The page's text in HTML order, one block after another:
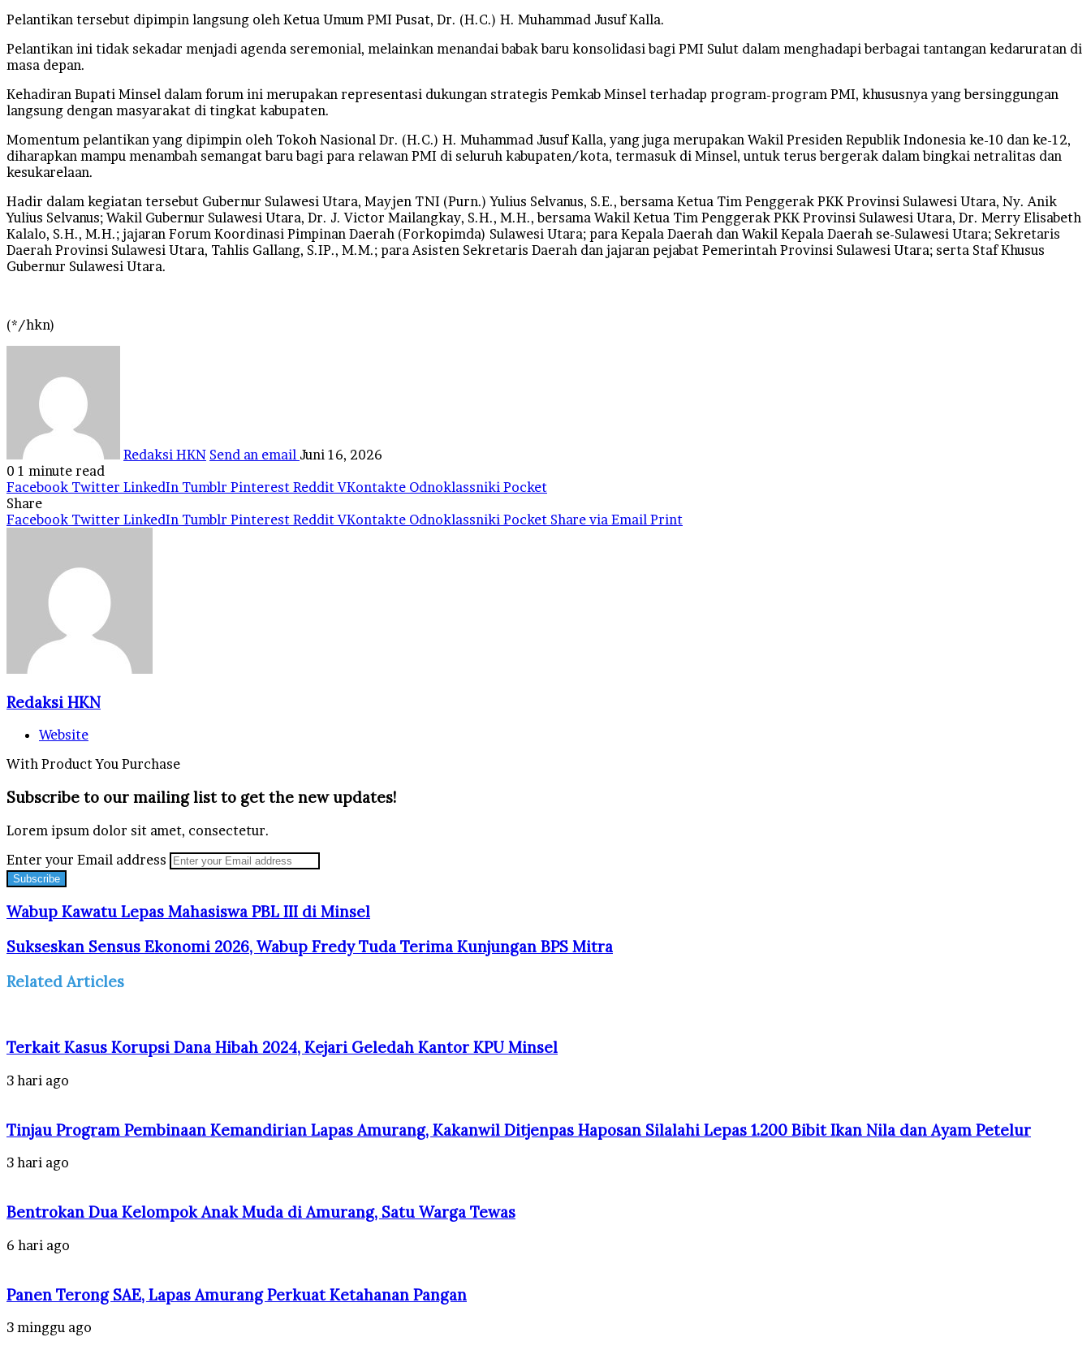
Pelantikan tersebut dipimpin langsung oleh Ketua Umum PMI Pusat, Dr. (H.C.) H. Muhammad Jusuf Kalla.
Pelantikan ini tidak sekadar menjadi agenda seremonial, melainkan menandai babak baru konsolidasi bagi PMI Sulut dalam menghadapi berbagai tantangan kedaruratan di
masa depan.
Kehadiran Bupati Minsel dalam forum ini merupakan representasi dukungan strategis Pemkab Minsel terhadap program-program PMI, khususnya yang bersinggungan
langsung dengan masyarakat di tingkat kabupaten.
Momentum pelantikan yang dipimpin oleh Tokoh Nasional Dr. (H.C.) H. Muhammad Jusuf Kalla, yang juga merupakan Wakil Presiden Republik Indonesia ke-10 dan ke-12,
diharapkan mampu menambah semangat baru bagi para relawan PMI di seluruh kabupaten/kota, termasuk di Minsel, untuk terus bergerak dalam bingkai netralitas dan
kesukarelaan.
Hadir dalam kegiatan tersebut Gubernur Sulawesi Utara, Mayjen TNI (Purn.) Yulius Selvanus, S.E., bersama Ketua Tim Penggerak PKK Provinsi Sulawesi Utara, Ny. Anik
Yulius Selvanus; Wakil Gubernur Sulawesi Utara, Dr. J. Victor Mailangkay, S.H., M.H., bersama Wakil Ketua Tim Penggerak PKK Provinsi Sulawesi Utara, Dr. Merry Elisabeth
Kalalo, S.H., M.H.; jajaran Forum Koordinasi Pimpinan Daerah (Forkopimda) Sulawesi Utara; para Kepala Daerah dan Wakil Kepala Daerah se-Sulawesi Utara; Sekretaris
Daerah Provinsi Sulawesi Utara, Tahlis Gallang, S.IP., M.M.; para Asisten Sekretaris Daerah dan jajaran pejabat Pemerintah Provinsi Sulawesi Utara; serta Staf Khusus
Gubernur Sulawesi Utara.
(*/hkn)
Redaksi HKN Send an email Juni 16, 2026
0 1 minute read
Facebook Twitter LinkedIn Tumblr Pinterest Reddit VKontakte Odnoklassniki Pocket
Share
Facebook Twitter LinkedIn Tumblr Pinterest Reddit VKontakte Odnoklassniki Pocket Share via Email Print
Redaksi HKN
Website
With Product You Purchase
Subscribe to our mailing list to get the new updates!
Lorem ipsum dolor sit amet, consectetur.
Enter your Email address
Wabup Kawatu Lepas Mahasiswa PBL III di Minsel
Sukseskan Sensus Ekonomi 2026, Wabup Fredy Tuda Terima Kunjungan BPS Mitra
Related Articles
Terkait Kasus Korupsi Dana Hibah 2024, Kejari Geledah Kantor KPU Minsel
3 hari ago
Tinjau Program Pembinaan Kemandirian Lapas Amurang, Kakanwil Ditjenpas Haposan Silalahi Lepas 1.200 Bibit Ikan Nila dan Ayam Petelur
3 hari ago
Bentrokan Dua Kelompok Anak Muda di Amurang, Satu Warga Tewas
6 hari ago
Panen Terong SAE, Lapas Amurang Perkuat Ketahanan Pangan
3 minggu ago